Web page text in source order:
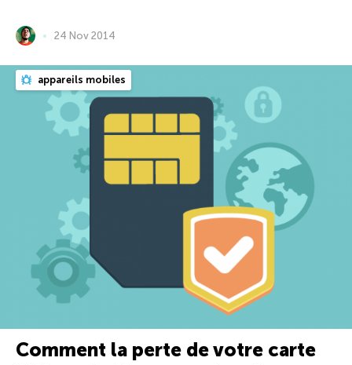
24 Nov 2014
appareils mobiles
Comment la perte de votre carte